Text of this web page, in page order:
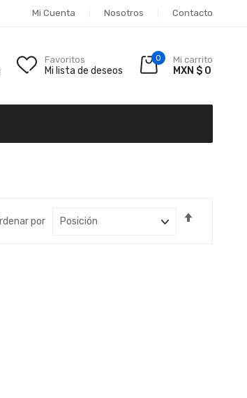
Mi Cuenta Nosotros Contacto
Favoritos
Mi lista de deseos
0 Mi carrito
MXN $ 0
por